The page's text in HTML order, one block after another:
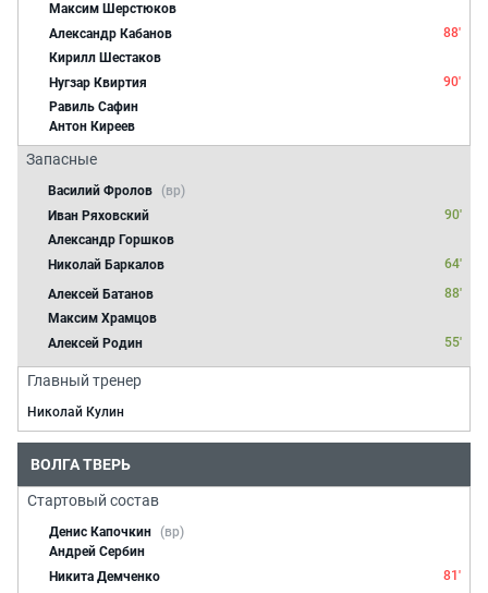
Максим Шерстюков
Александр Кабанов
88'
Кирилл Шестаков
Нугзар Квиртия
90'
Равиль Сафин
Антон Киреев
Запасные
Василий Фролов
(вр)
Иван Ряховский
90'
Александр Горшков
Николай Баркалов
64'
Алексей Батанов
88'
Максим Храмцов
Алексей Родин
55'
Главный тренер
Николай Кулин
ВОЛГА ТВЕРЬ
Стартовый состав
Денис Капочкин (вр)
Андрей Сербин
Никита Демченко
81'